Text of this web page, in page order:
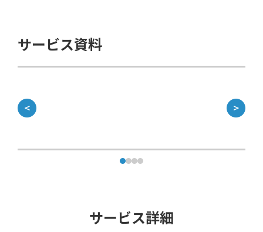
サービス資料
＜ ＞
サービス詳細